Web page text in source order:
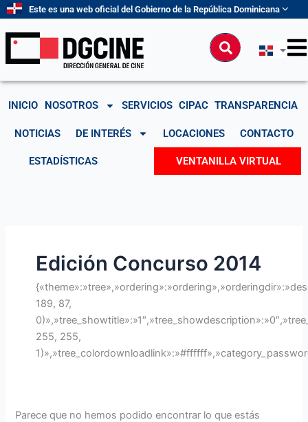
contenido
Este es una web oficial del Gobierno de la República Dominicana
Buscar
INICIO NOSOTROS SERVICIOS CIPAC TRANSPARENCIA
NOTICIAS DE INTERÉS LOCACIONES CONTACTO
ESTADÍSTICAS VENTANILLA VIRTUAL
Edición Concurso 2014
189, 87,
255, 255,
Parece que no hemos podido encontrar lo que estás
Buscar